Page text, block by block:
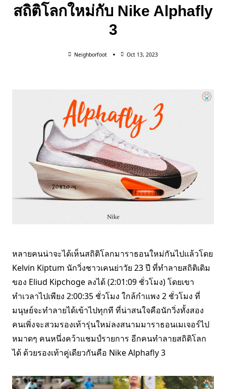
สถิติโลกใหม่กับ Nike Alphafly
3
Neighborfoot Oct 13, 2023
หลายคนน่าจะได้เห็นสถิติโลกมาราธอนใหม่กันไปแล้วโดย
Kelvin Kiptum นักวิ่งชาวเคนย่าวัย 23 ปี ที่ทำลายสถิติเดิม
ของ Eliud Kipchoge ลงได้ (2:01:09 ชั่วโมง) โดยเขา
ทำเวลาไปเพียง 2:00:35 ชั่วโมง ใกล้กำแพง 2 ชั่วโมง ที่
มนุษย์จะทำลายได้เข้าไปทุกที ที่น่าสนใจคือนักวิ่งทั้งสอง
คนเพิ่งจะสวมรองเท้ารุ่นใหม่ลงสนามมาราธอนเมเจอร์ไป
หมาดๆ คนหนึ่งคว้าแชมป์รายการ อีกคนทำลายสถิติโลก
ได้ ด้วยรองเท้าคู่เดียวกันคือ Nike Alphafly 3